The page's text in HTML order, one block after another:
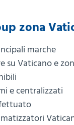
zona
marche
su Vaticano e
e centralizzati